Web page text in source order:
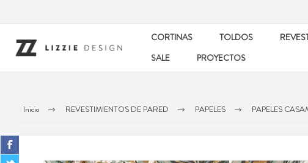
CORTINAS TOLDOS
SALE
PROYECTOS
Inicio REVESTIMIENTOS DE PARED PAPELES PAPELES